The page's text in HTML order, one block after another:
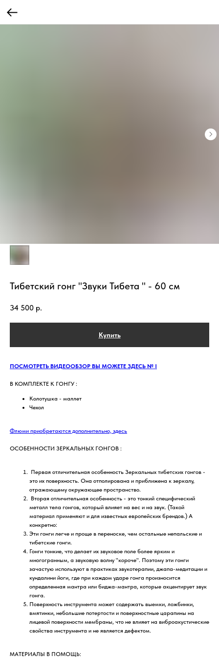
Тибетский гонг "Звуки Тибета " - 60 см
34 500 р.
Купить
ПОСМОТРЕТЬ ВИДЕООБЗОР ВЫ МОЖЕТЕ ЗДЕСЬ № I
В КОМПЛЕКТЕ К ГОНГУ :
Колотушка - маллет
Чехол
Флюми приобретаются дополнительно, здесь
ОСОБЕННОСТИ ЗЕРКАЛЬНЫХ ГОНГОВ :
Первая отличительная особенность Зеркальных тибетских гонгов -
это их поверхность. Она отполирована и приближена к зеркалу,
отражающему окружающее пространство.
Вторая отличительная особенность - это тонкий специфический
металл тела гонгов, который влияет на вес и на звук. (Такой
материал применяют и для известных европейских брендов.) А
конкретно:
Эти гонги легче и проще в переноске, чем остальные непальские и
тибетские гонги.
Гонги тонкие, что делает их звуковое поле более ярким и
многогранным, а звуковую волну "короче". Поэтому эти гонги
зачастую используют в практиках звукотерапии, джапа-медитации и
кундалини йоги, где при каждом ударе гонга произносится
определенная мантра или биджа-мантра, которые акцентирует звук
гонга.
Поверхность инструмента может содержать выемки, ложбинки,
вмятинки, небольшие потертости и поверхностные царапины на
лицевой поверхности мембраны, что не влияет на виброакустические
свойства инструмента и не является дефектом.
МАТЕРИАЛЫ В ПОМОЩЬ: